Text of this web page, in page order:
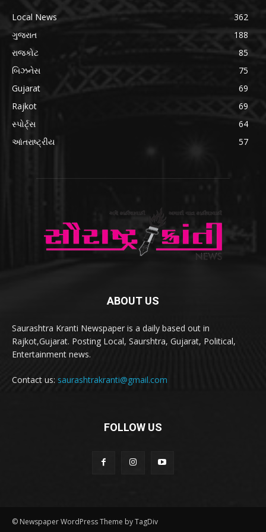
Local News
362
ગુજરાત
188
રાજકોટ
85
બિઝનેસ
75
Gujarat
69
Rajkot
69
સ્પોર્ટ્સ
64
આંતરાષ્ટ્રીય
57
ABOUT US
Saurashtra Kranti Newspaper is a daily based out in
Rajkot,Gujarat. Posting Local, Saurshtra, Gujarat, Political,
Entertainment news.
Contact us: saurashtrakranti@gmail.com
FOLLOW US
© Newspaper WordPress Theme by TagDiv